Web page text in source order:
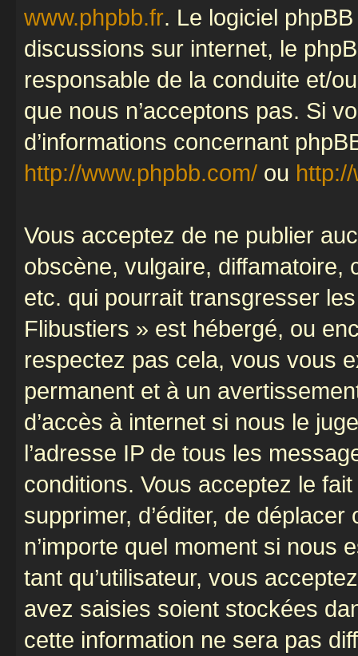
www.phpbb.fr. Le logiciel
discussions sur internet, le
responsable de la conduite et/
que nous n’acceptons pas. Si
d’informations concernant
http://www.phpbb.com/ ou
Vous acceptez de ne publier
obscène, vulgaire, diffamatoire,
etc. qui pourrait transgresser
Flibustiers » est hébergé, ou
respectez pas cela, vous vous
permanent et à un
d’accès à internet si nous le
l’adresse IP de tous les
conditions. Vous acceptez le
supprimer, d’éditer, de
n’importe quel moment si nous
tant qu’utilisateur, vous
avez saisies soient stockées
cette information ne sera pas